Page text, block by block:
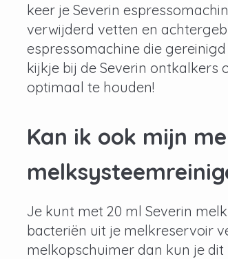
keer je Severin
verwijderd vetten en
espressomachine die
kijkje bij de Severin
optimaal te houden!
Kan ik ook mijn
Je kunt met 20 ml Severin
bacteriën uit je melkreservoir
melkopschuimer dan kun je